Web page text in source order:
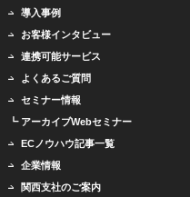
導入事例
お客様インタビュー
連携可能サービス
よくあるご質問
セミナー情報
┗ アーカイブWebセミナー
ECノウハウ記事一覧
企業情報
関西支社のご案内